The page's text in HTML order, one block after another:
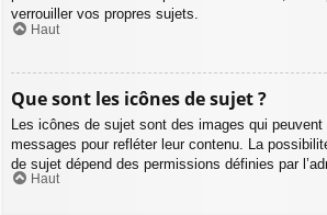
verrouiller vos propres sujets.
Haut
Que sont les icônes de sujet ?
Les icônes de sujet sont des images qui
messages pour refléter leur contenu. La
de sujet dépend des permissions définies par
Haut